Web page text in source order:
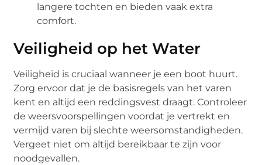
langere tochten en bieden vaak extra
comfort.
Veiligheid op het Water
Veiligheid is cruciaal wanneer je een boot huurt.
Zorg ervoor dat je de basisregels van het varen
kent en altijd een reddingsvest draagt. Controleer
de weersvoorspellingen voordat je vertrekt en
vermijd varen bij slechte weersomstandigheden.
Vergeet niet om altijd bereikbaar te zijn voor
noodgevallen.